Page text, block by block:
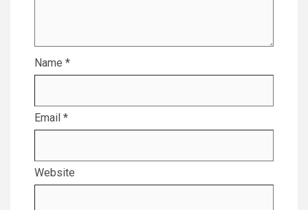
Name *
Email *
Website